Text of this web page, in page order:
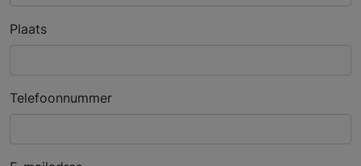
Plaats
Telefoonnummer